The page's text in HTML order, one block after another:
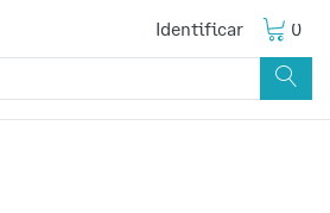
Identificar 0